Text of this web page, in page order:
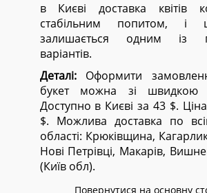
в Києві доставка квітів
стабільним попитом, і
залишається одним із
варіантів.
Деталі:Оформити
букет можна зі швидкою
Доступно в Києві за 43 $.
$. Можлива доставка по
області: Крюківщина,
Нові Петрівці, Макарів,
(Київ обл).
Повернутися на основну